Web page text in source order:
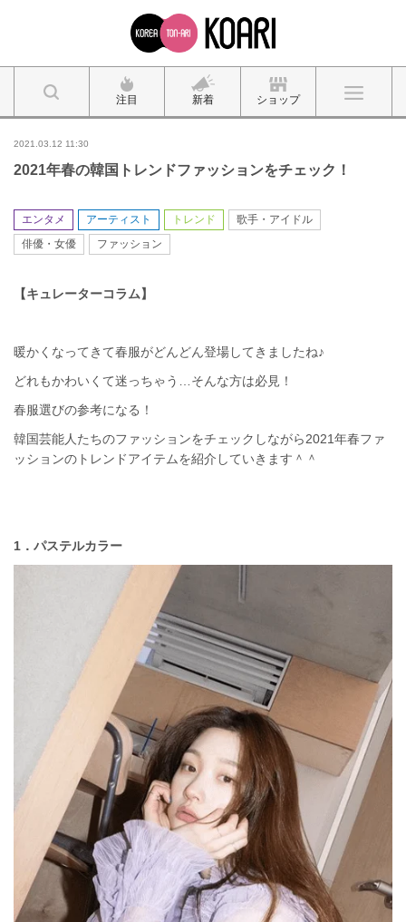
注目 新着 ショップ
2021.03.12 11:30
2021年春の韓国トレンドファッションをチェック！
エンタメ アーティスト トレンド
歌手・アイドル
俳優・女優
ファッション
【キュレーターコラム】
暖かくなってきて春服がどんどん登場してきましたね♪
どれもかわいくて迷っちゃう…そんな方は必見！
春服選びの参考になる！
韓国芸能人たちのファッションをチェックしながら2021年春ファ
ッションのトレンドアイテムを紹介していきます＾＾
1．パステルカラー